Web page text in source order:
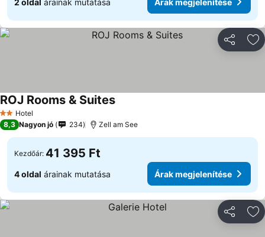
2 Kategória
Hotel
ROJ Rooms & SuitesÁrak megjelenítése
8,3 Nagyon jó 234 Zell am See
Kezdőár: 41 395 Ft
4 oldal árainak mutatása Árak megjelenítése